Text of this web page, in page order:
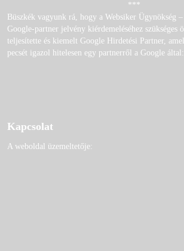
***
Büszkék vagyunk rá, hogy a Websiker Ügynökség
Google-partner jelvény kiérdemeléséhez szükséges
teljesítette és kiemelt Google Hirdetési Partner,
pecsét igazol hitelesen egy partnerről a Google által:
Kapcsolat
A weboldal üzemeltetője: